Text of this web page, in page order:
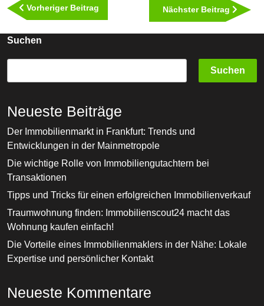
Vorheriger Beitrag
Beitrag
Nächster Beitrag
Suchen
Suchen
Neueste Beiträge
Der Immobilienmarkt in Frankfurt: Trends und
Entwicklungen in der Mainmetropole
Die wichtige Rolle von Immobiliengutachtern bei
Transaktionen
Tipps und Tricks für einen erfolgreichen Immobilienverkauf
Traumwohnung finden: Immobilienscout24 macht das
Wohnung kaufen einfach!
Die Vorteile eines Immobilienmaklers in der Nähe: Lokale
Expertise und persönlicher Kontakt
Neueste Kommentare